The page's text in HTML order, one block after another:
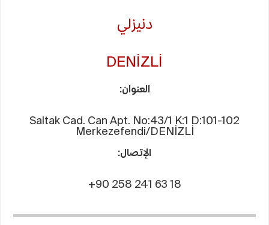
دنيزلي
DENİZLİ
العنوان:
Saltak Cad. Can Apt. No:43/1 K:1 D:101-102
Merkezefendi/DENİZLİ
الإتصال:
+90 258 241 63 18